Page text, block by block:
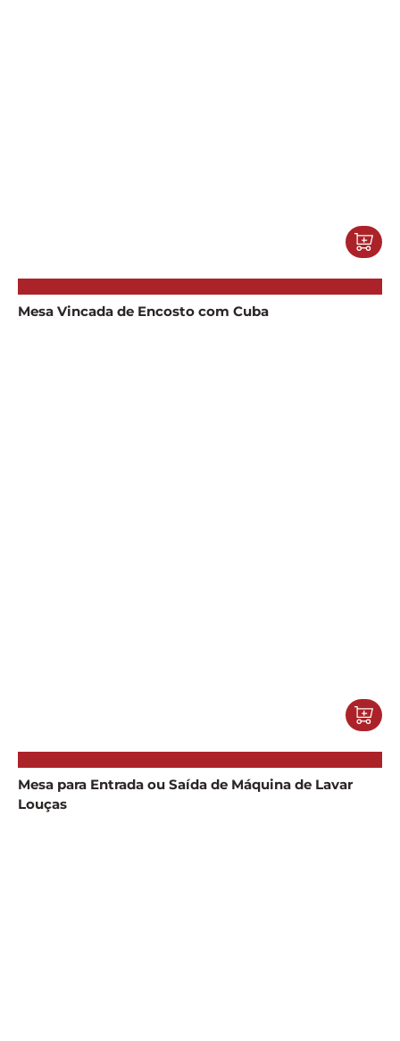
Mesa Vincada de Encosto com Cuba
Mesa para Entrada ou Saída de Máquina de Lavar
Louças